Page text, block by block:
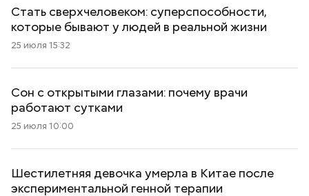
Стать сверхчеловеком: суперспособности,
которые бывают у людей в реальной жизни
25 июля 15:32
Сон с открытыми глазами: почему врачи
работают сутками
25 июля 10:00
Шестилетняя девочка умерла в Китае после
экспериментальной генной терапии